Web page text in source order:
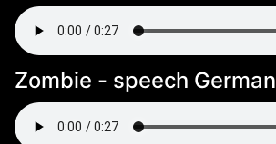
Zombie - speech German